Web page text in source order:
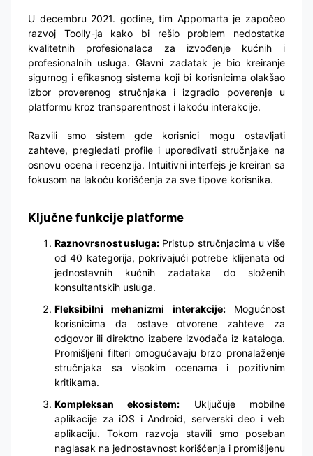
U decembru 2021. godine, tim Appomarta je započeo
razvoj Toolly-ja kako bi rešio problem nedostatka
kvalitetnih profesionalaca za izvođenje kućnih i
profesionalnih usluga. Glavni zadatak je bio kreiranje
sigurnog i efikasnog sistema koji bi korisnicima olakšao
izbor proverenog stručnjaka i izgradio poverenje u
platformu kroz transparentnost i lakoću interakcije.
Razvili smo sistem gde korisnici mogu ostavljati
zahteve, pregledati profile i upoređivati stručnjake na
osnovu ocena i recenzija. Intuitivni interfejs je kreiran sa
fokusom na lakoću korišćenja za sve tipove korisnika.
Ključne funkcije platforme
Raznovrsnost usluga: Pristup stručnjacima u više
od 40 kategorija, pokrivajući potrebe klijenata od
jednostavnih kućnih zadataka do složenih
konsultantskih usluga.
Fleksibilni mehanizmi interakcije:Mogućnost
korisnicima da ostave otvorene zahteve za
odgovor ili direktno izabere izvođača iz kataloga.
Promišljeni filteri omogućavaju brzo pronalaženje
stručnjaka sa visokim ocenama i pozitivnim
kritikama.
Kompleksan ekosistem: Uključuje mobilne
aplikacije za iOS i Android, serverski deo i veb
aplikaciju. Tokom razvoja stavili smo poseban
naglasak na jednostavnost korišćenja i promišljenu